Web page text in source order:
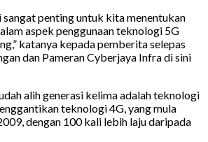
sangat penting untuk kita menentukan
aspek penggunaan teknologi 5G
katanya kepada pemberita selepas
dan Pameran Cyberjaya Infra di sini
alih generasi kelima adalah teknologi
teknologi 4G, yang mula
dengan 100 kali lebih laju daripada